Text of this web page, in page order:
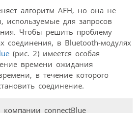
алгоритм AFH, но она не
используемые для запросов
Чтобы решить проблему
соединения, в Bluetooth-модулях
(рис. 2) имеется особая
времени ожидания
в течение которого
соединение.